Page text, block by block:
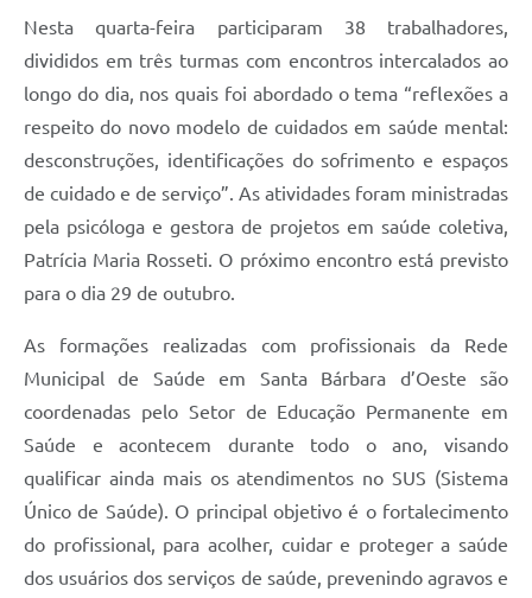
Nesta quarta-feira participaram 38 trabalhadores,
divididos em três turmas com encontros intercalados ao
longo do dia, nos quais foi abordado o tema “reflexões a
respeito do novo modelo de cuidados em saúde mental:
desconstruções, identificações do sofrimento e espaços
de cuidado e de serviço”. As atividades foram ministradas
pela psicóloga e gestora de projetos em saúde coletiva,
Patrícia Maria Rosseti. O próximo encontro está previsto
para o dia 29 de outubro.
As formações realizadas com profissionais da Rede
Municipal de Saúde em Santa Bárbara d’Oeste são
coordenadas pelo Setor de Educação Permanente em
Saúde e acontecem durante todo o ano, visando
qualificar ainda mais os atendimentos no SUS (Sistema
Único de Saúde). O principal objetivo é o fortalecimento
do profissional, para acolher, cuidar e proteger a saúde
dos usuários dos serviços de saúde, prevenindo agravos e